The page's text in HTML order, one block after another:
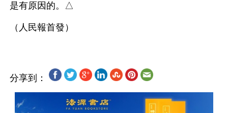
是有原因的。△
分享到：